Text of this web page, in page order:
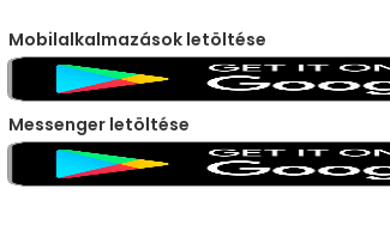
Mobilalkalmazások letöltése
Messenger letöltése